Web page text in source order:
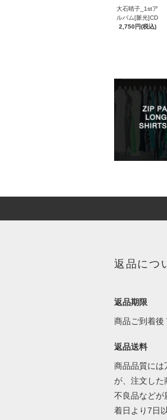
大石晴子_1stア
ルバム[脈光]CD
2,750円(税込)
返品につ
返品期限
商品ご到着後
返品送料
商品品質には
が、注文した
不良品などが
着日より7日